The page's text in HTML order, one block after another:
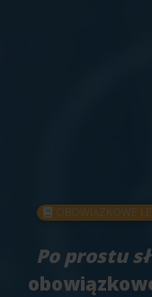
OBOWIĄZKOWE
Po prostu